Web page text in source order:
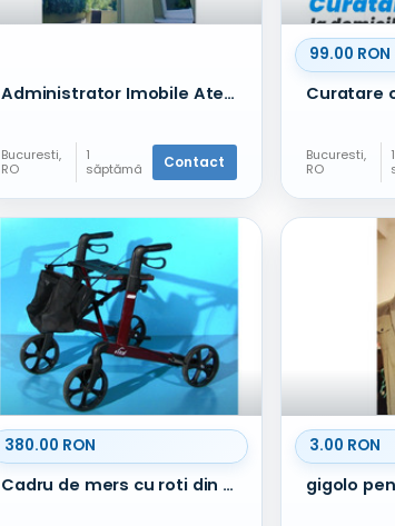
Administrator Imobile Atestat in SECTORUL 1
Bucuresti,
RO
servicii
1
săptămâ
urmă
Contact
99.00 RON
Bucuresti,
RO
servicii
1
380.00 RON
Cadru de mers cu roti din aluminiu Russka
3.00 RON